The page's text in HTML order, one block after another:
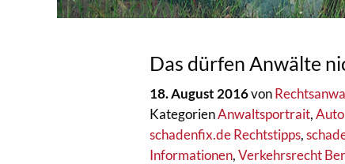
Das dürfen Anwälte
18. August 2016von
KategorienAnwaltsportrait,
schadenfix.de Rechtstipps,
Informationen,Verkehrsrecht